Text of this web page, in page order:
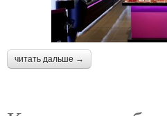
читать дальше →